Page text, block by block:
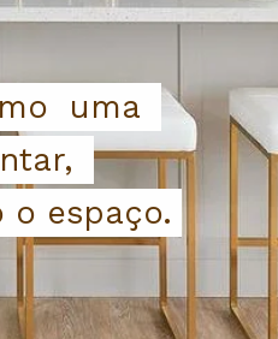
uma
o espaço.
uma
o espaço.